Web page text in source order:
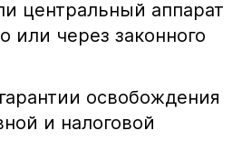
центральный аппарат
через законного
освобождения
и налоговой